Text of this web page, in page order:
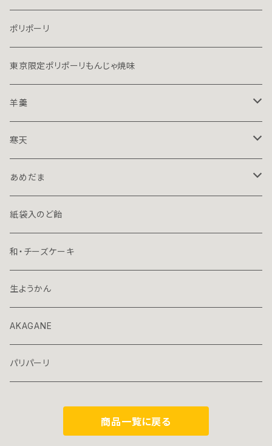
ポリポーリ
東京限定ポリポーリもんじゃ焼味
羊羹
１５０ｇハーフ
７０ｇミニ
プレミアム
寒天
１５０ｇハーフ
７０ｇミニ
あめだま
１３０ｇ立袋
７０ｇ容器入
70ｇ箱入
紙袋入のど飴
和・チーズケーキ
生ようかん
AKAGANE
パリパーリ
商品一覧に戻る